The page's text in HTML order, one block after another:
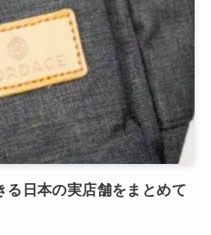
日本の実店舗をまとめて